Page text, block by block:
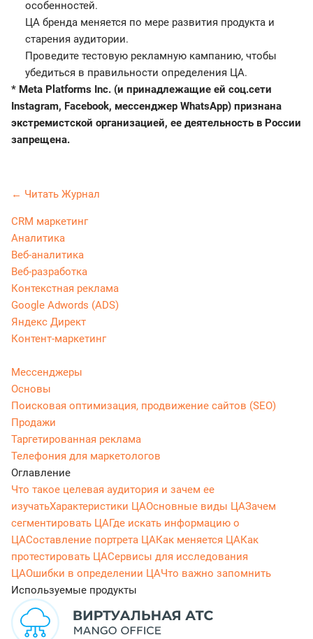
особенностей.
ЦА бренда меняется по мере развития продукта и
старения аудитории.
Проведите тестовую рекламную кампанию, чтобы
убедиться в правильности определения ЦА.
* Meta Platforms Inc. (и принадлежащие ей соц.сети
Instagram, Facebook, мессенджер WhatsApp) признана
экстремистской организацией, ее деятельность в России
запрещена.
← Читать Журнал
CRM маркетинг
Аналитика
Веб-аналитика
Веб-разработка
Контекстная реклама
Google Adwords (ADS)
Яндекс Директ
Контент-маркетинг
Мессенджеры
Основы
Поисковая оптимизация, продвижение сайтов (SEO)
Продажи
Таргетированная реклама
Телефония для маркетологов
Оглавление
Что такое целевая аудитория и зачем ее
изучатьХарактеристики ЦАОсновные виды ЦАЗачем
сегментировать ЦАГде искать информацию о
ЦАСоставление портрета ЦАКак меняется ЦАКак
протестировать ЦАСервисы для исследования
ЦАОшибки в определении ЦАЧто важно запомнить
Используемые продукты